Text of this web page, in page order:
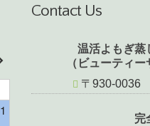
1
Contact Us
温活よもぎ蒸
（ビューティ
〒930-0036
完